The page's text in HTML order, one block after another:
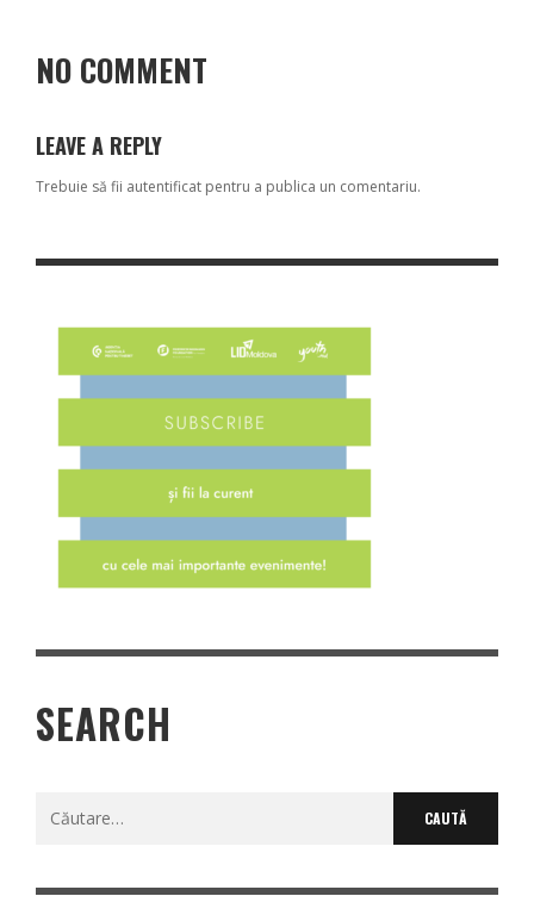
NO COMMENT
LEAVE A REPLY
Trebuie să fii autentificat pentru a publica un comentariu.
SEARCH